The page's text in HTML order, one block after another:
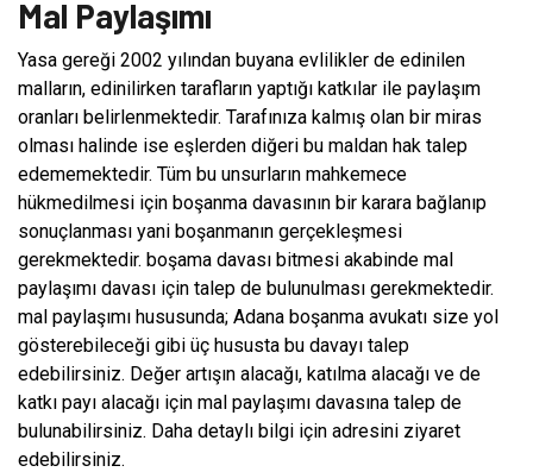
Mal Paylaşımı
Yasa gereği 2002 yılından buyana evlilikler de edinilen
malların, edinilirken tarafların yaptığı katkılar ile paylaşım
oranları belirlenmektedir. Tarafınıza kalmış olan bir miras
olması halinde ise eşlerden diğeri bu maldan hak talep
edememektedir. Tüm bu unsurların mahkemece
hükmedilmesi için boşanma davasının bir karara bağlanıp
sonuçlanması yani boşanmanın gerçekleşmesi
gerekmektedir. boşama davası bitmesi akabinde mal
paylaşımı davası için talep de bulunulması gerekmektedir.
mal paylaşımı hususunda; Adana boşanma avukatı size yol
gösterebileceği gibi üç hususta bu davayı talep
edebilirsiniz. Değer artışın alacağı, katılma alacağı ve de
katkı payı alacağı için mal paylaşımı davasına talep de
bulunabilirsiniz. Daha detaylı bilgi için adresini ziyaret
edebilirsiniz.